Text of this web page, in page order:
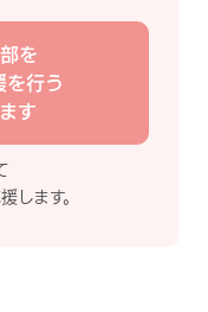
を
を行う
す
します。